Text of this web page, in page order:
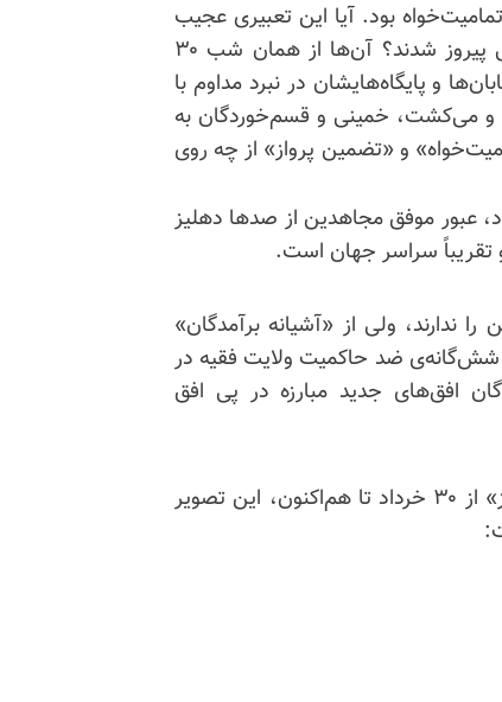
تمامیت‌خواه بود. آیا این تعبیری عجیب
نیست؟ مگر قوای مجاهدین در ۳۰ خرداد، بر قوای خمینی پیروز شدند؟ آن‌ها از همان شب ۳۰
و پایگاه‌هایشان در نبرد مداوم با
و می‌کشت، خمینی و قسم‌خوردگان به
و «تضمین پرواز» از چه روی
شهودی و اثباتی، ۴۵ سال پس از ۳۰ خرداد، عبور موفق مجاهدین از صدها دهلیز
سراسر جهان است.
ندارند، ولی از «آشیانه برآمدگان»
شش‌گانه‌ی ضد حاکمیت ولایت فقیه در
افق‌های جدید مبارزه در پی افق
شاهد بعدیِ «شکست صیاد تمامیت‌خواه» و «تضمین پرواز» از ۳۰ خرداد تا هم‌اکنون، این تصویر